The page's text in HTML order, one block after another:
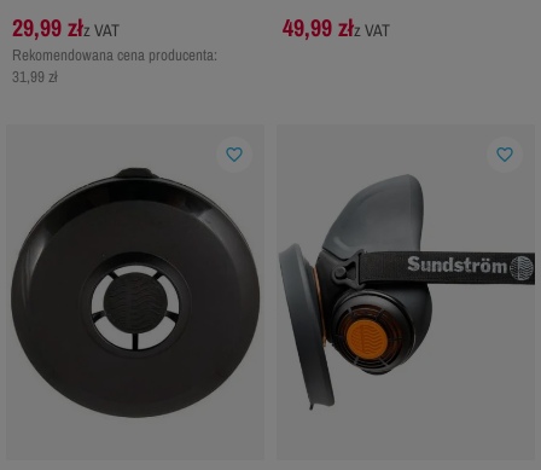
29,99 złz VAT
Rekomendowana cena producenta:
31,99 zł
49,99 złz VAT
favorite_border favorite_border